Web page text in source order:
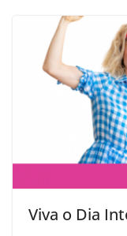
Viva o Dia